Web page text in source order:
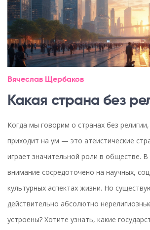
Вячеслав Щербаков
Какая страна без
Когда мы говорим о странах без
приходит на ум — это атеистические
играет значительной роли в обществе. В
внимание сосредоточено на научных,
культурных аспектах жизни. Но
действительно абсолютно
устроены? Хотите узнать, какие